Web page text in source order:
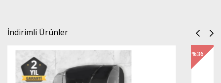
İndirimli Ürünler
İndirim